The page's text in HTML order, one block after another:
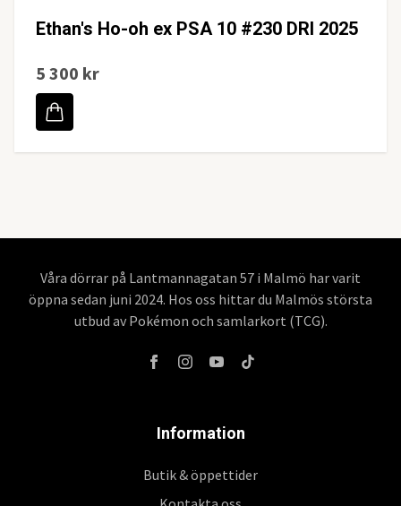
Ethan's Ho-oh ex PSA 10 #230 DRI 2025
5 300 kr
Våra dörrar på Lantmannagatan 57 i Malmö har varit
öppna sedan juni 2024. Hos oss hittar du Malmös största
utbud av Pokémon och samlarkort (TCG).
Information
Butik & öppettider